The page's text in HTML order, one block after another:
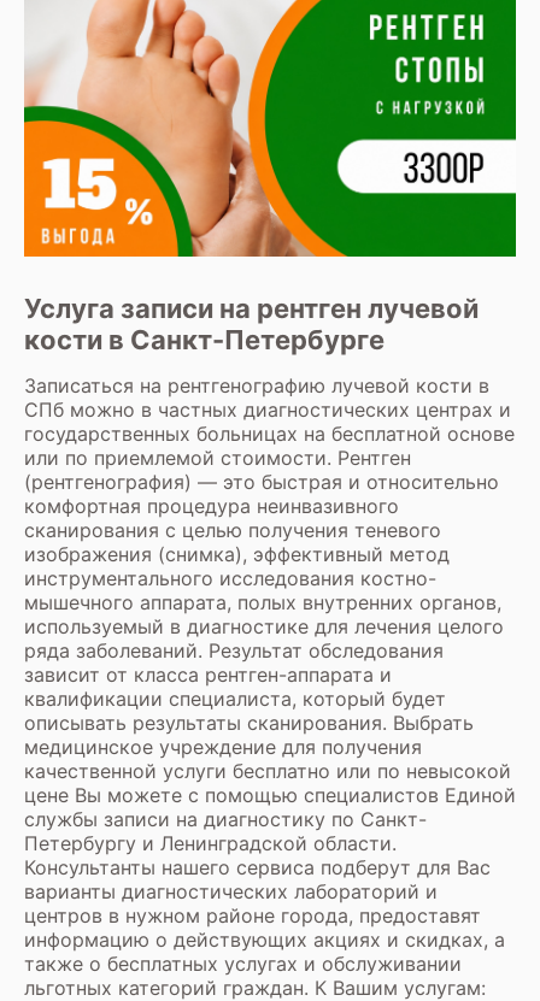
Услуга записи на рентген лучевой
кости в Санкт-Петербурге
Записаться на рентгенографию лучевой кости в
СПб можно в частных диагностических центрах и
государственных больницах на бесплатной основе
или по приемлемой стоимости. Рентген
(рентгенография) — это быстрая и относительно
комфортная процедура неинвазивного
сканирования с целью получения теневого
изображения (снимка), эффективный метод
инструментального исследования костно-
мышечного аппарата, полых внутренних органов,
используемый в диагностике для лечения целого
ряда заболеваний. Результат обследования
зависит от класса рентген-аппарата и
квалификации специалиста, который будет
описывать результаты сканирования. Выбрать
медицинское учреждение для получения
качественной услуги бесплатно или по невысокой
цене Вы можете с помощью специалистов Единой
службы записи на диагностику по Санкт-
Петербургу и Ленинградской области.
Консультанты нашего сервиса подберут для Вас
варианты диагностических лабораторий и
центров в нужном районе города, предоставят
информацию о действующих акциях и скидках, а
также о бесплатных услугах и обслуживании
льготных категорий граждан. К Вашим услугам: